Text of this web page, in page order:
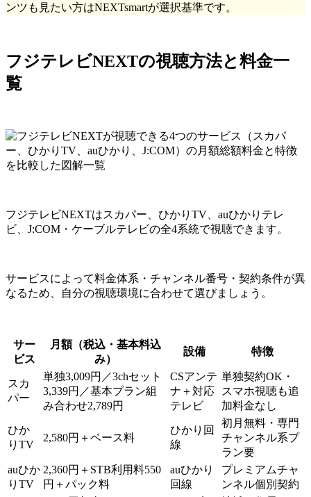
ンツも見たい方はNEXTsmartが選択基準です。
フジテレビNEXTの視聴方法と料金一
覧
フジテレビNEXTはスカパー、ひかりTV、auひかりテレ
ビ、J:COM・ケーブルテレビの全4系統で視聴できます。
サービスによって料金体系・チャンネル番号・契約条件が異
なるため、自分の視聴環境に合わせて選びましょう。
サー
ビス
月額（税込・基本料込
み）
設備 特徴
スカ
パー
単独3,009円／3chセット
3,339円／基本プラン組
み合わせ2,789円
CSアンテ
ナ＋対応
テレビ
単独契約OK・
スマホ視聴も追
加料金なし
ひか
りTV
2,580円＋ベース料
ひかり回
線
初月無料・専門
チャンネル系プ
ラン要
auひか
りTV
2,360円＋STB利用料550
円＋パック料
auひかり
回線
プレミアムチャ
ンネル個別契約